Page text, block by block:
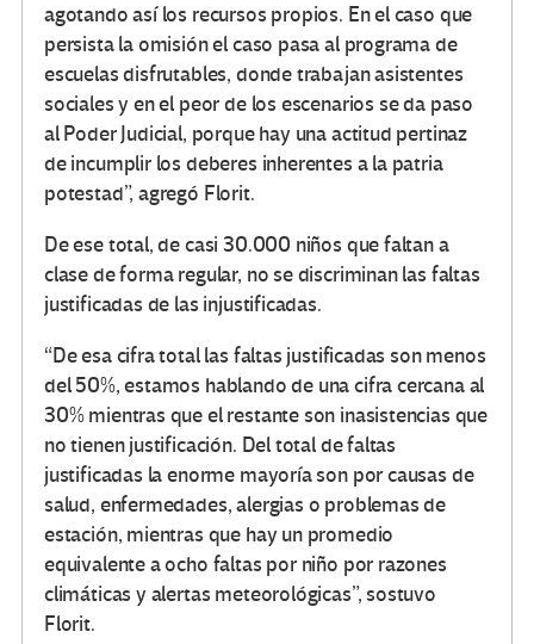
agotando así los recursos propios. En el caso que
persista la omisión el caso pasa al programa de
escuelas disfrutables, donde trabajan asistentes
sociales y en el peor de los escenarios se da paso
al Poder Judicial, porque hay una actitud pertinaz
de incumplir los deberes inherentes a la patria
potestad”, agregó Florit.
De ese total, de casi 30.000 niños que faltan a
clase de forma regular, no se discriminan las faltas
justificadas de las injustificadas.
“De esa cifra total las faltas justificadas son menos
del 50%, estamos hablando de una cifra cercana al
30% mientras que el restante son inasistencias que
no tienen justificación. Del total de faltas
justificadas la enorme mayoría son por causas de
salud, enfermedades, alergias o problemas de
estación, mientras que hay un promedio
equivalente a ocho faltas por niño por razones
climáticas y alertas meteorológicas”, sostuvo
Florit.